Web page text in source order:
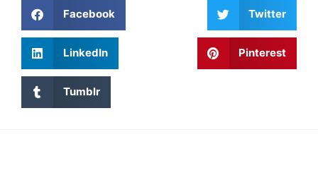
Facebook Twitter
LinkedIn Pinterest
Tumblr